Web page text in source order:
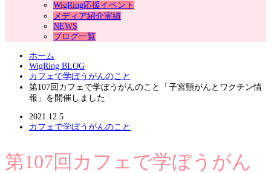
WigRing応援イベント
メディア紹介実績
NEWS
ブログ一覧
ホーム
WigRing BLOG
カフェで学ぼうがんのこと
第107回カフェで学ぼうがんのこと「子宮頸がんとワクチン情
報」を開催しました
2021.12.5
カフェで学ぼうがんのこと
第107回カフェで学ぼうがん